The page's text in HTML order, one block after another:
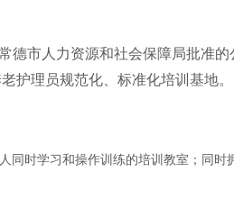
德市人力资源和社会保障局批准
护理员规范化、标准化培训基地。
同时学习和操作训练的培训教室；同时